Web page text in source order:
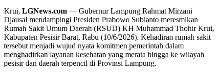
Krui, LGNews.com — Gubernur Lampung Rahmat Mirzani
Djausal mendampingi Presiden Prabowo Subianto meresmikan
Rumah Sakit Umum Daerah (RSUD) KH Muhammad Thohir Krui,
Kabupaten Pesisir Barat, Rabu (10/6/2026). Kehadiran rumah sakit
tersebut menjadi wujud nyata komitmen pemerintah dalam
menghadirkan layanan kesehatan yang merata hingga ke wilayah
pesisir dan daerah terpencil di Provinsi Lampung.